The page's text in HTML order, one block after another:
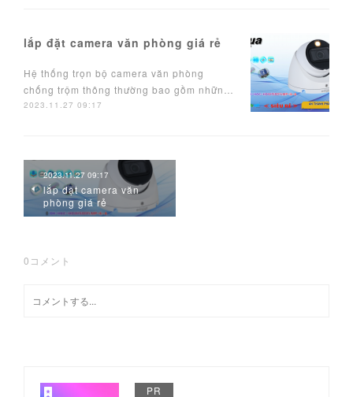
lắp đặt camera văn phòng giá rẻ
Hệ thống trọn bộ camera văn phòng
chống trộm thông thường bao gồm nhữn…
2023.11.27 09:17
2023.11.27 09:17
lắp đặt camera văn
phòng giá rẻ
0 コメント
PR